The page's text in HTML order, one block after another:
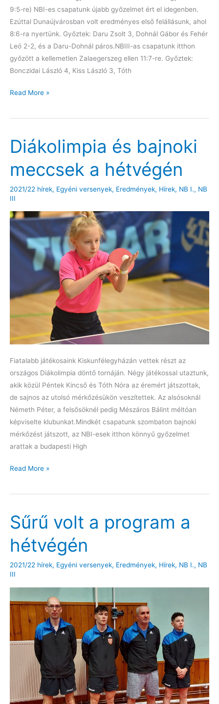
9:5-re) NBI-es csapatunk újabb győzelmet ért el idegenben.
Ezúttal Dunaújvárosban volt eredményes első felállásunk, ahol
8:6-ra nyertünk. Győztek: Daru Zsolt 3, Dohnál Gábor és Fehér
Leó 2-2, és a Daru-Dohnál páros.NBIII-as csapatunk itthon
győzött a kellemetlen Zalaegerszeg ellen 11:7-re. Győztek:
Bonczidai László 4, Kiss László 3, Tóth
Győzelmek
bajnokságokban
Read More »
Diákolimpia és bajnoki
meccsek a hétvégén
2021/22 hírek, Egyéni versenyek, Eredmények, Hírek, NB I., NB
III
Fiatalabb játékosaink Kiskunfélegyházán vettek részt az
országos Diákolimpia döntő tornáján. Négy játékossal utaztunk,
akik közül Péntek Kincső és Tóth Nóra az éremért játszottak,
de sajnos az utolsó mérkőzésükön veszítettek. Az alsósoknál
Németh Péter, a felsősöknél pedig Mészáros Bálint méltóan
képviselte klubunkat.Mindkét csapatunk szombaton bajnoki
mérkőzést játszott, az NBI-esek itthon könnyű győzelmet
arattak a budapesti High
Diákolimpia
bajnoki
a
hétvégén
Read More »
Sűrű volt a program a
hétvégén
2021/22 hírek, Egyéni versenyek, Eredmények, Hírek, NB I., NB
III